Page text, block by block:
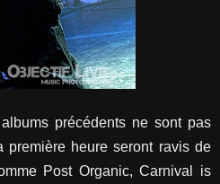
précédents ne sont pas
heure seront ravis de
Post Organic, Carnival is